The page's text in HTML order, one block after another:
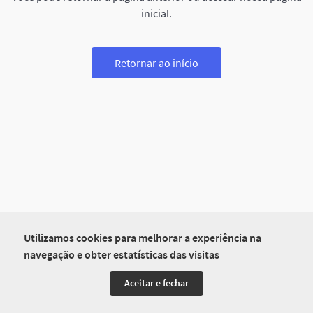
Utilizamos cookies para melhorar a experiência na
navegação e obter estatísticas das visitas
Aceitar e fechar
inicial.
Retornar ao início